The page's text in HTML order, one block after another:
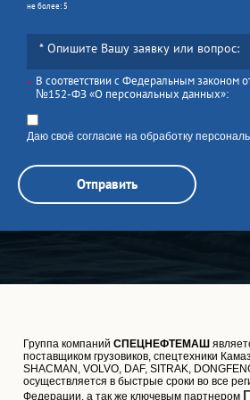
не более: 5
* В соответствии с Федеральным законом
№152-ФЗ «О персональных данных»:
Даю своё согласие на обработку
Отправить
Группа компаний СПЕЦНЕФТЕМАШ
поставщиком грузовиков, спецтехники
SHACMAN, VOLVO, DAF, SITRAK,
осуществляется в быстрые сроки во все
Федерации, а так же ключевым партнером